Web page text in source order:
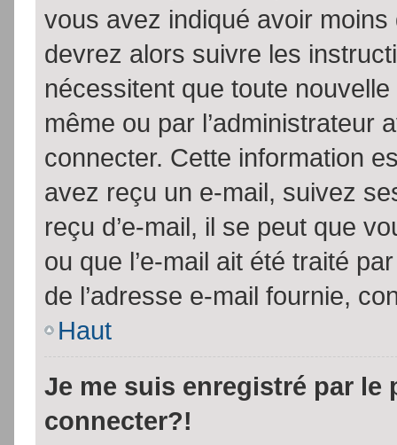
vous avez indiqué avoir
devrez alors suivre les
nécessitent que toute
même ou par l’administrateur
connecter. Cette information
avez reçu un e-mail, suivez
reçu d’e-mail, il se peut que
ou que l’e-mail ait été traité
de l’adresse e-mail fournie,
Haut
Je me suis enregistré par le
connecter?!